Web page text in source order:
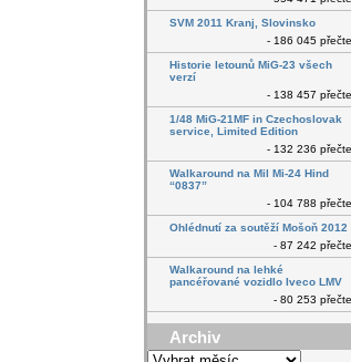
SVM 2011 Kranj, Slovinsko
- 186 045
Historie letounů MiG-23 všech
verzí
- 138 457
1/48 MiG-21MF in Czechoslovak
service, Limited Edition
- 132 236
Walkaround na Mil Mi-24 Hind
“0837”
- 104 788
Ohlédnutí za soutěží Mošoň 2012
- 87 242
Walkaround na lehké
pancéřované vozidlo Iveco LMV
- 80 253
Archiv
Archiv